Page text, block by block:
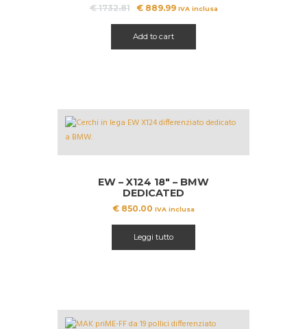
€1732.81
Il
era:
€ 1732.81.
€889.99Il
€ 889.99.
IVA inclusa
Add to cart
EW – X124 18″ – BMW
DEDICATED
€ 850.00 IVA inclusa
Leggi tutto